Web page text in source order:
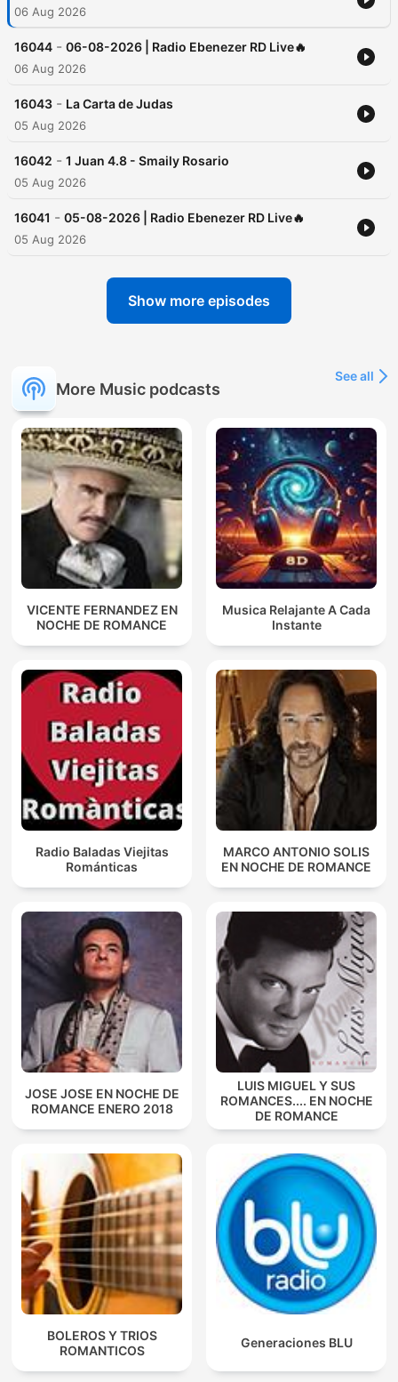
https://www.spreaker.com/podcast/musica-cristiana-
-4958188/support
06 Aug 2026
16044 - 06-08-2026 | Radio Ebenezer RD Live🔥
06 Aug 2026
16043 - La Carta de Judas
05 Aug 2026
16042 - 1 Juan 4.8 - Smaily Rosario
05 Aug 2026
16041 - 05-08-2026 | Radio Ebenezer RD Live🔥
05 Aug 2026
Show more episodes
More Music podcasts
See all
VICENTE FERNANDEZ EN
NOCHE DE ROMANCE
Musica Relajante A Cada
Instante
Radio Baladas Viejitas
Románticas
MARCO ANTONIO SOLIS
EN NOCHE DE ROMANCE
JOSE JOSE EN NOCHE DE
ROMANCE ENERO 2018
LUIS MIGUEL Y SUS
ROMANCES.... EN NOCHE
DE ROMANCE
BOLEROS Y TRIOS
ROMANTICOS
Generaciones BLU